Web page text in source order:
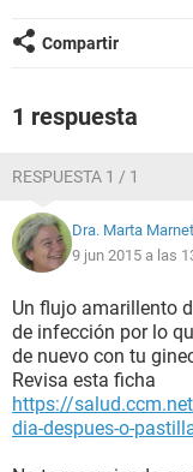
que acudir a un
esperar diganme
Compartir
1 respuesta
RESPUESTA 1 / 1
Dra. Marta Marnet
9 jun 2015 a las
Un flujo amarillento
de infección por lo
de nuevo con tu
Revisa esta ficha
https://
dia-despues-o-